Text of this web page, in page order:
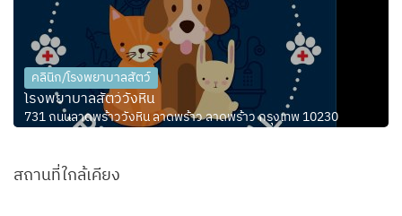
คลินิก/โรงพยาบาลสัตว์
โรงพยาบาลสัตว์วังหิน
731 ถนนลาดพร้าววังหิน ลาดพร้าว ลาดพร้าว กรุงเทพ 10230
สถานที่ใกล้เคียง